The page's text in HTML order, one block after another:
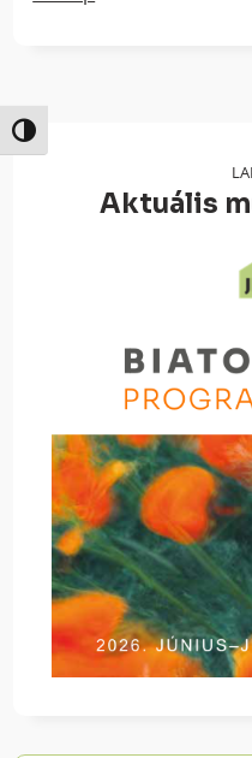
Nagy kontraszt váltása
Aktuális